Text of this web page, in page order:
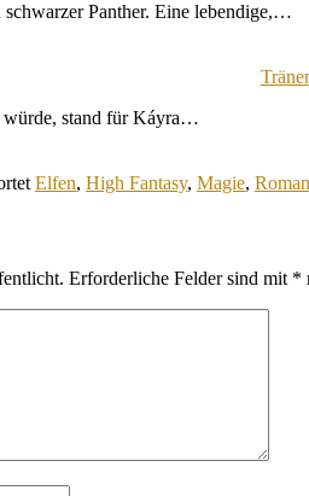
Panther. Eine lebendige,…
würde, stand für Káyra…
Elfen, High Fantasy, Magie,
Erforderliche Felder sind mit *